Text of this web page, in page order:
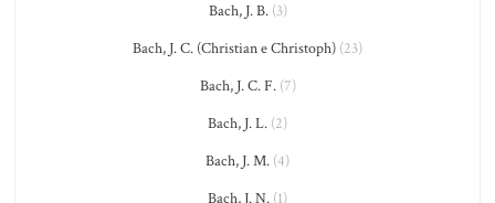
Bach, J. B.(3)
Bach, J. C. (Christian e Christoph) (23)
Bach, J. C. F.(7)
Bach, J. L. (2)
Bach, J. M. (4)
Bach, J. N. (1)